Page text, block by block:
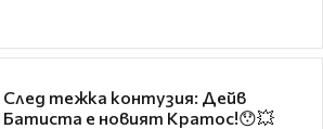
След тежка контузия: Дейв
Батиста е новият Кратос!😯💥